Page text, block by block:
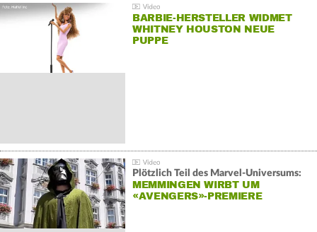
BARBIE-HERSTELLER WIDMET
WHITNEY HOUSTON NEUE
PUPPE
Plötzlich Teil des Marvel-Universums:
MEMMINGEN WIRBT UM
«AVENGERS»-PREMIERE